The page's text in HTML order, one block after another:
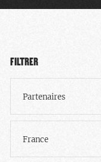
FILTRER
Partenaires
France